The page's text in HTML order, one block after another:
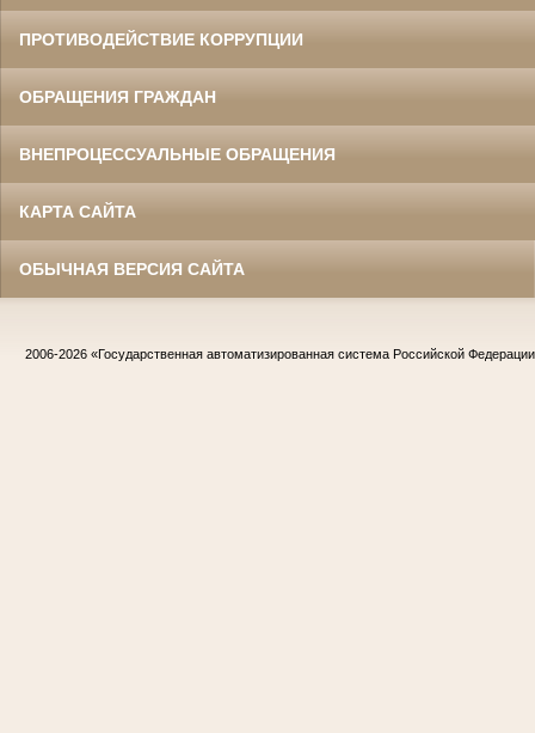
ПРОТИВОДЕЙСТВИЕ КОРРУПЦИИ
ОБРАЩЕНИЯ ГРАЖДАН
ВНЕПРОЦЕССУАЛЬНЫЕ ОБРАЩЕНИЯ
КАРТА САЙТА
ОБЫЧНАЯ ВЕРСИЯ САЙТА
2006-2026 «Государственная автоматизированная система Российской